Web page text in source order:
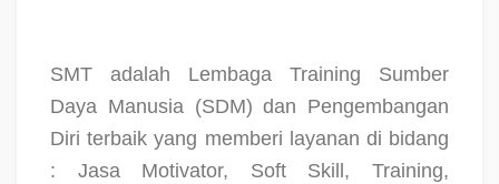
SMT adalah Lembaga Training Sumber
Daya Manusia (SDM) dan Pengembangan
Diri terbaik yang memberi layanan di bidang
: Jasa Motivator, Soft Skill, Training,